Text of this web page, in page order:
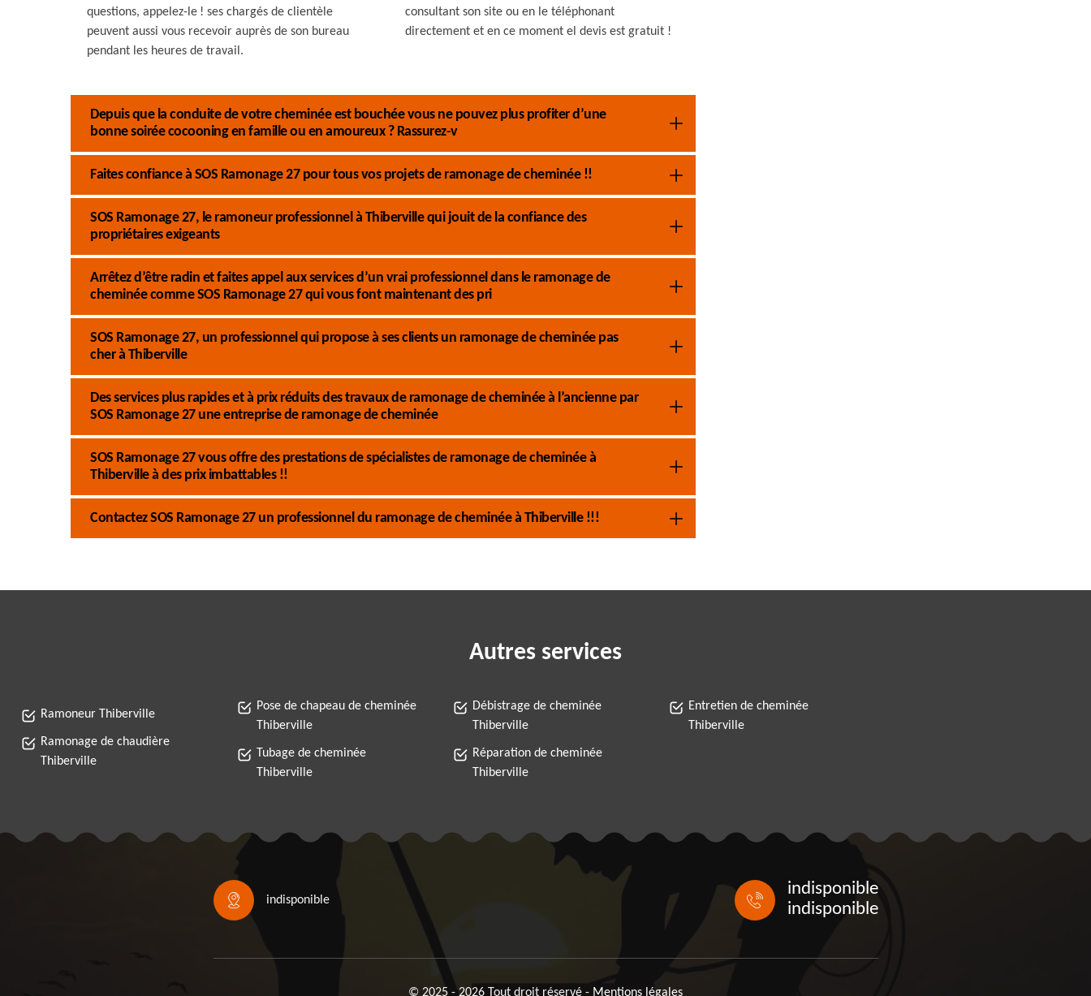
questions, appelez-le ! ses chargés de clientèle
peuvent aussi vous recevoir auprès de son bureau
pendant les heures de travail.
consultant son site ou en le téléphonant
directement et en ce moment el devis est gratuit !
Depuis que la conduite de votre cheminée est bouchée vous ne pouvez plus profiter d’une
bonne soirée cocooning en famille ou en amoureux ? Rassurez-v
Faites confiance à SOS Ramonage 27 pour tous vos projets de ramonage de cheminée !!
SOS Ramonage 27, le ramoneur professionnel à Thiberville qui jouit de la confiance des
propriétaires exigeants
Arrêtez d’être radin et faites appel aux services d’un vrai professionnel dans le ramonage de
cheminée comme SOS Ramonage 27 qui vous font maintenant des pri
SOS Ramonage 27, un professionnel qui propose à ses clients un ramonage de cheminée pas
cher à Thiberville
Des services plus rapides et à prix réduits des travaux de ramonage de cheminée à l’ancienne par
SOS Ramonage 27 une entreprise de ramonage de cheminée
SOS Ramonage 27 vous offre des prestations de spécialistes de ramonage de cheminée à
Thiberville à des prix imbattables !!
Contactez SOS Ramonage 27 un professionnel du ramonage de cheminée à Thiberville !!!
Autres services
Ramoneur Thiberville
Ramonage de chaudière
Thiberville
Pose de chapeau de cheminée
Thiberville
Tubage de cheminée
Thiberville
Débistrage de cheminée
Thiberville
Réparation de cheminée
Thiberville
Entretien de cheminée
Thiberville
indisponible
indisponible
indisponible
© 2025 - 2026 Tout droit réservé - Mentions légales